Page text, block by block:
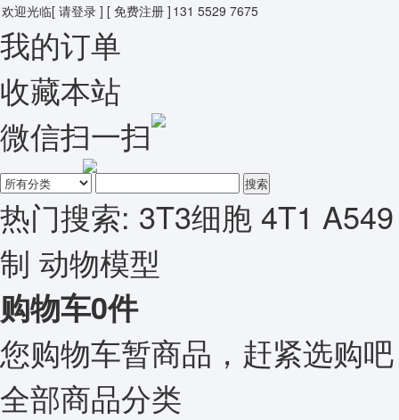
欢迎光临[ 请登录 ] [ 免费注册 ] 131 5529 7675
我的订单
收藏本站
微信扫一扫
搜索
热门搜索: 3T3细胞 4T1 A549
制 动物模型
购物车0件
您购物车暂商品，赶紧选购
全部商品分类